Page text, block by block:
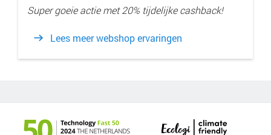
Super goeie actie met 20% tijdelijke cashback!
Lees meer webshop ervaringen